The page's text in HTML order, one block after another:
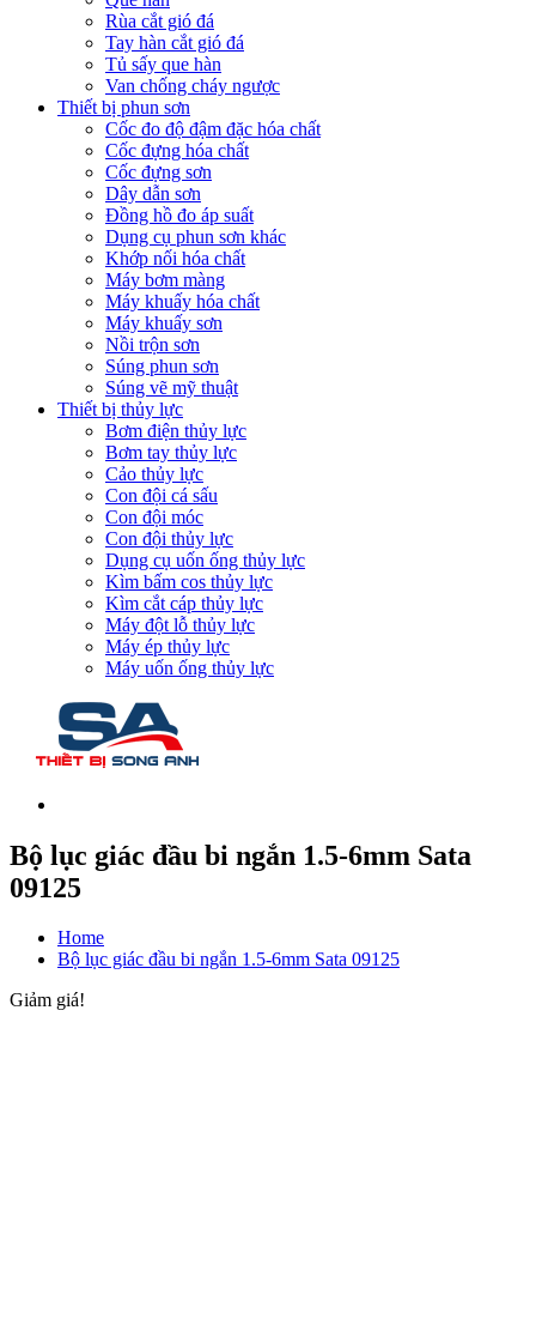
Rùa cắt gió đá
Tay hàn cắt gió đá
Tủ sấy que hàn
Van chống cháy ngược
Thiết bị phun sơn
Cốc đo độ đậm đặc hóa chất
Cốc đựng hóa chất
Cốc đựng sơn
Dây dẫn sơn
Đồng hồ đo áp suất
Dụng cụ phun sơn khác
Khớp nối hóa chất
Máy bơm màng
Máy khuấy hóa chất
Máy khuấy sơn
Nồi trộn sơn
Súng phun sơn
Súng vẽ mỹ thuật
Thiết bị thủy lực
Bơm điện thủy lực
Bơm tay thủy lực
Cảo thủy lực
Con đội cá sấu
Con đội móc
Con đội thủy lực
Dụng cụ uốn ống thủy lực
Kìm bấm cos thủy lực
Kìm cắt cáp thủy lực
Máy đột lỗ thủy lực
Máy ép thủy lực
Máy uốn ống thủy lực
Bộ lục giác đầu bi ngắn 1.5-6mm Sata
09125
Home
Bộ lục giác đầu bi ngắn 1.5-6mm Sata 09125
Giảm giá!